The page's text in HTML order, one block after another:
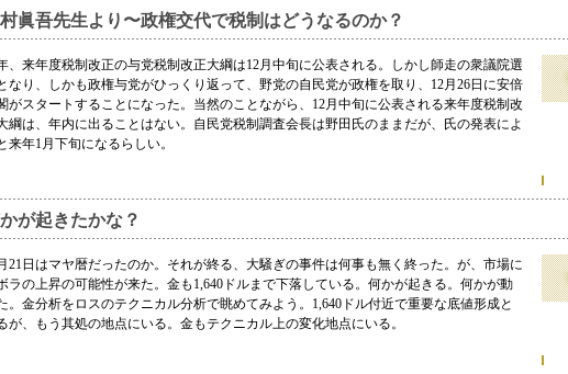
眞吾先生より〜政権交代で税制はどうなるのか？
、来年度税制改正の与党税制改正大綱は12月中旬に公表される。しかし師走の衆議院選
なり、しかも政権与党がひっくり返って、野党の自民党が政権を取り、12月26日に安倍
がスタートすることになった。当然のことながら、12月中旬に公表される来年度税制改
綱は、年内に出ることはない。自民党税制調査会長は野田氏のままだが、氏の発表によ
来年1月下旬になるらしい。
が起きたかな？
21日はマヤ暦だったのか。それが終る、大騒ぎの事件は何事も無く終った。が、市場に
ラの上昇の可能性が来た。金も1,640ドルまで下落している。何かが起きる。何かが動
。金分析をロスのテクニカル分析で眺めてみよう。1,640ドル付近で重要な底値形成と
が、もう其処の地点にいる。金もテクニカル上の変化地点にいる。